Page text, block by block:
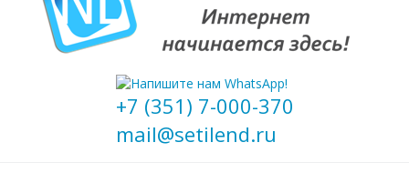
+7 (351) 7-000-370
mail@setilend.ru